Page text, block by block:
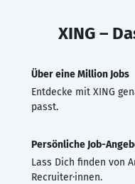
XING –
Über eine Million Jobs
Entdecke mit XING
passt.
Persönliche Job-
Lass Dich finden von
Recruiter·innen.